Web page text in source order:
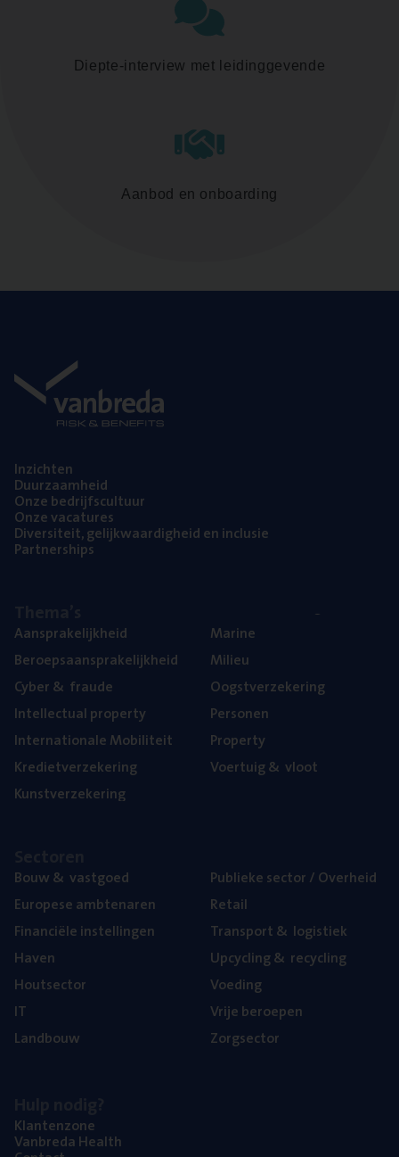
Diepte-interview met leidinggevende
Aanbod en onboarding
Inzich­ten
Duur­zaam­heid
Onze bedrijfs­cul­tuur
Onze vaca­tu­res
Diver­si­teit, gelijk­waar­dig­heid en inclusie
Part­ner­ships
Aan­spra­ke­lijk­heid
Beroeps­aan­spra­ke­lijk­heid
Cyber& fraude
Intel­lec­tu­al property
Inter­na­ti­o­na­le Mobiliteit
Kre­diet­ver­ze­ke­ring
Kunst­ver­ze­ke­ring
Mari­ne
Mili­eu
Oogst­ver­ze­ke­ring
Per­so­nen
Pro­per­ty
Voer­tuig& vloot
Bouw& vastgoed
Euro­pe­se ambtenaren
Finan­ci­ë­le instellingen
Haven
Hout­sec­tor
IT
Land­bouw
Publie­ke sec­tor / Overheid
Retail
Trans­port& logistiek
Upcy­cling& recycling
Voe­ding
Vrije beroe­pen
Zorg­sec­tor
Klan­ten­zo­ne
Van­b­re­da Health